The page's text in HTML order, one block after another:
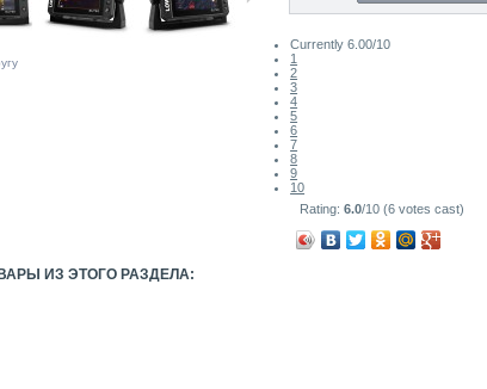
Currently 6.00/10
1
2
3
4
5
6
7
8
9
10
Rating: 6.0/10 (6 votes cast)
ИЗ ЭТОГО РАЗДЕЛА: